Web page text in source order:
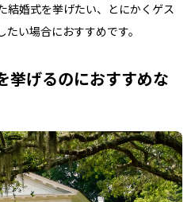
結婚式を挙げたい、とにかくゲス
い場合におすすめです。
挙げるのにおすすめな